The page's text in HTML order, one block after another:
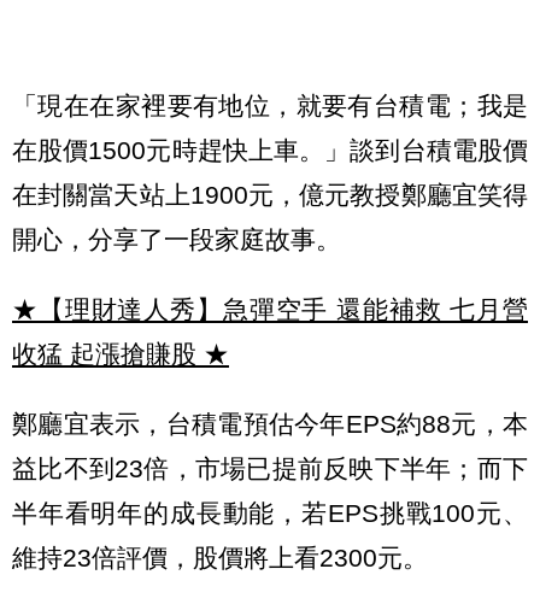
「現在在家裡要有地位，就要有台積電；我是
在股價1500元時趕快上車。」談到台積電股價
在封關當天站上1900元，億元教授鄭廳宜笑得
開心，分享了一段家庭故事。
★【理財達人秀】急彈空手 還能補救 七月營
收猛 起漲搶賺股 ★
鄭廳宜表示，台積電預估今年EPS約88元，本
益比不到23倍，市場已提前反映下半年；而下
半年看明年的成長動能，若EPS挑戰100元、
維持23倍評價，股價將上看2300元。